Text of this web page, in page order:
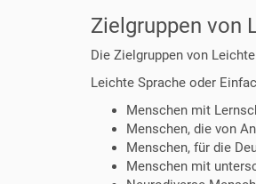
Zielgruppen von
Die Zielgruppen von
Leichte Sprache oder
Menschen mit
Menschen, die von
Menschen, für die
Menschen mit